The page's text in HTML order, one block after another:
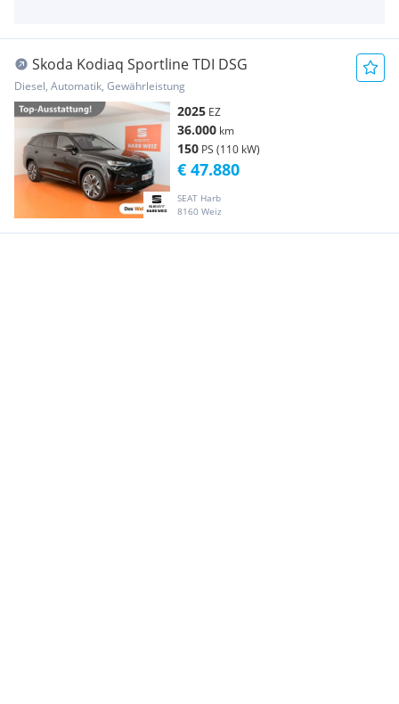
Skoda Kodiaq Sportline TDI DSG
Diesel, Automatik, Gewährleistung
2025 EZ
36.000 km
150 PS (110 kW)
SEAT Harb
8160 Weiz
€ 47.880